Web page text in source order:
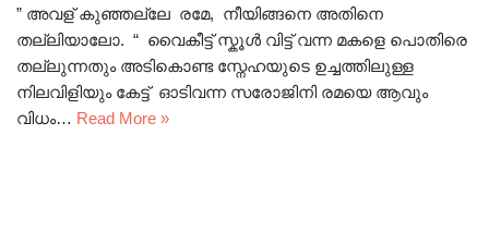
” അവള് കുഞ്ഞല്ലേ രമേ, നീയിങ്ങനെ അതിനെ
തല്ലിയാലോ. “ വൈകീട്ട് സ്കൂൾ വിട്ട് വന്ന മകളെ പൊതിരെ
തല്ലുന്നതും അടികൊണ്ട സ്നേഹയുടെ ഉച്ചത്തിലുള്ള
നിലവിളിയും കേട്ട് ഓടിവന്ന സരോജിനി രമയെ ആവും
വിധം… Read More »